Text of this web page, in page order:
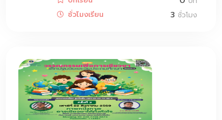
ชั่วโมงเรียน
3 ชั่วโมง